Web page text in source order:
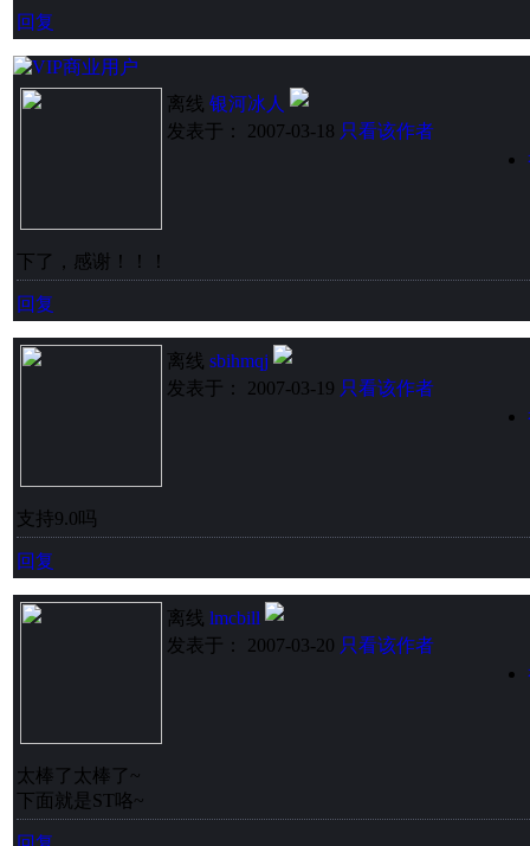
回复
离线 银河冰人
发表于： 2007-03-18 只看该作者
下了，感谢！！！
回复
离线 sbihmqj
发表于： 2007-03-19 只看该作者
支持9.0吗
回复
离线 lmcbill
发表于： 2007-03-20 只看该作者
太棒了太棒了~
下面就是ST咯~